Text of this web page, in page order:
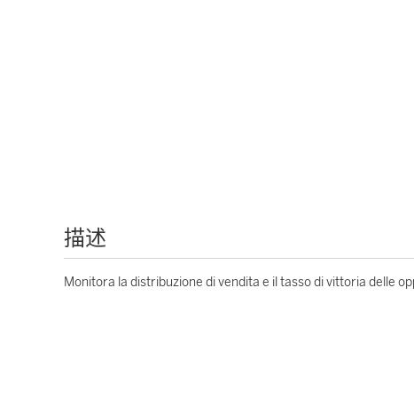
描述
Monitora la distribuzione di vendita e il tasso di vittoria delle